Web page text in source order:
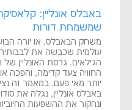
באבלס אונליין:
שמשמחת דורות
משחק הבאבלס, או יורה
עולמית שכבשה את
הגילאים. גרסת האונליין
החוויה צעד קדימה, והפכה
יותר מאי פעם. במאמר זה
באבלס אונליין, נגלה את
ונחקור את ההשפעות